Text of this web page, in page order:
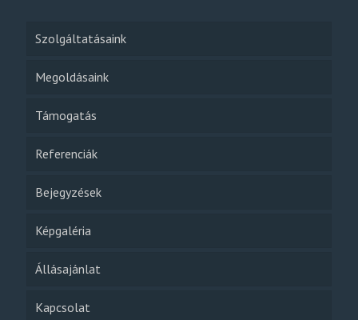
Szolgáltatásaink
Megoldásaink
Támogatás
Referenciák
Bejegyzések
Képgaléria
Állásajánlat
Kapcsolat